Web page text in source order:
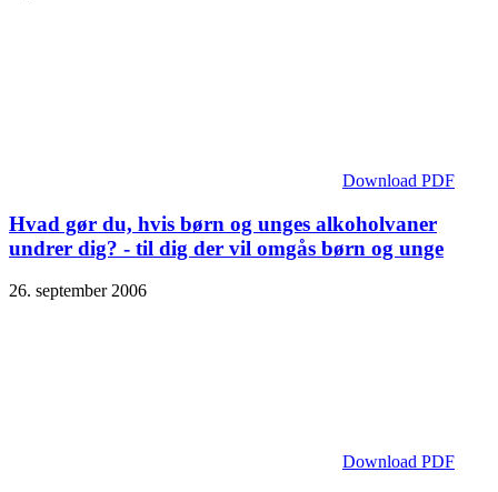
Download PDF
Hvad gør du, hvis børn og unges alkoholvaner
undrer dig? - til dig der vil omgås børn og unge
26. september 2006
Download PDF